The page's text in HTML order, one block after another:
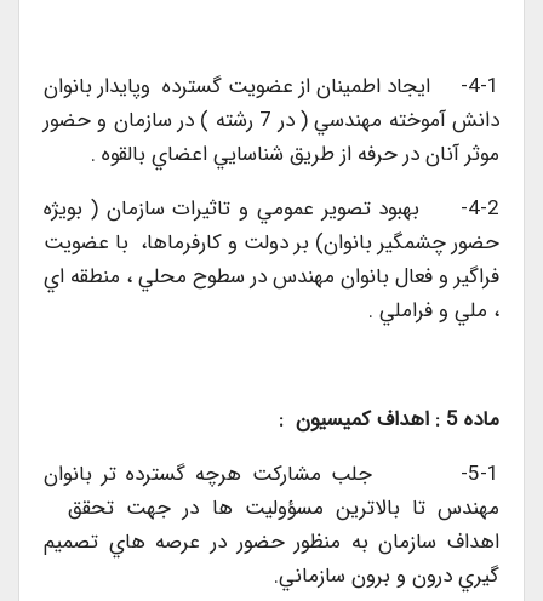
4-1- ايجاد اطمينان از عضويت گسترده ‌ وپايدار بانوان
دانش آموخته مهندسي ( در 7 رشته ) در سازمان و حضور
موثر آنان در حرفه از طريق شناسايي اعضاي بالقوه .
4-2- بهبود تصوير عمومي و تاثيرات سازمان ( بويژه
حضور چشمگير بانوان) بر دولت و كارفرماها، با عضويت
فراگير و فعال بانوان مهندس در سطوح محلي ، منطقه اي
، ملي و فراملي .
ماده 5 : اهداف كميسيون :
5-1- جلب مشاركت هرچه گسترده تر بانوان
مهندس تا بالاترين مسؤوليت ها در جهت‌ تحقق
اهداف سازمان به منظور حضور در عرصه هاي تصميم
گيري درون و برون سازماني.